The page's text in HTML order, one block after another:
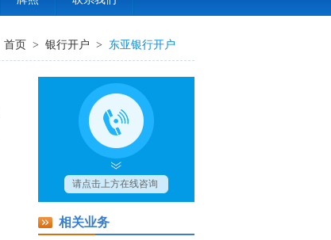
首页 > 银行开户 > 东亚银行开户
相关业务